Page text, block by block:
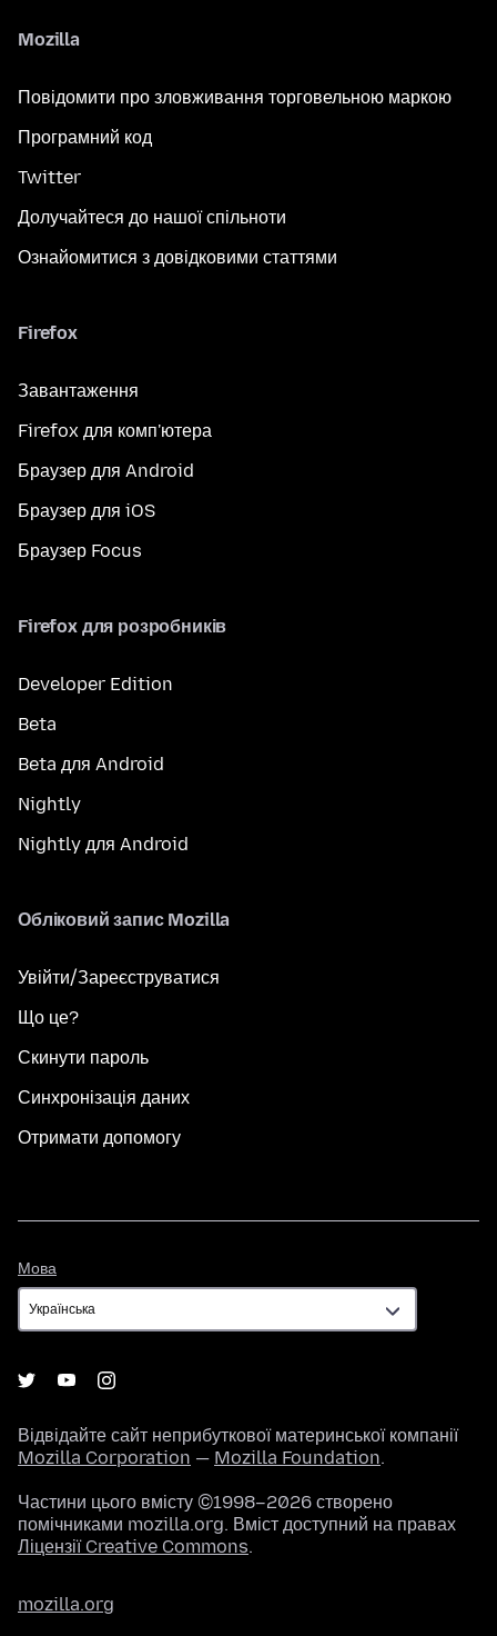
Mozilla
Повідомити про зловживання торговельною маркою
Програмний код
Twitter
Долучайтеся до нашої спільноти
Ознайомитися з довідковими статтями
Firefox
Завантаження
Firefox для комп'ютера
Браузер для Android
Браузер для iOS
Браузер Focus
Firefox для розробників
Developer Edition
Beta
Beta для Android
Nightly
Nightly для Android
Обліковий запис Mozilla
Увійти/Зареєструватися
Що це?
Скинути пароль
Синхронізація даних
Отримати допомогу
Мова
Відвідайте сайт неприбуткової материнської компанії
Mozilla Corporation — Mozilla Foundation.
Частини цього вмісту ©1998–2026 створено
помічниками mozilla.org. Вміст доступний на правах
Ліцензії Creative Commons.
mozilla.org